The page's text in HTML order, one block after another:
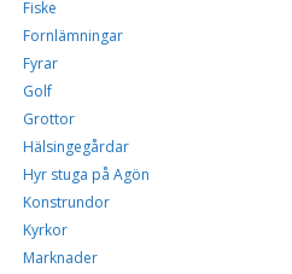
Fiske
Fornlämningar
Fyrar
Golf
Grottor
Hälsingegårdar
Hyr stuga på Agön
Konstrundor
Kyrkor
Marknader